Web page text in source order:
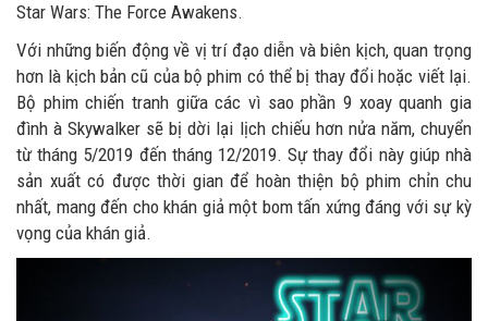
Star Wars: The Force Awakens.
Với những biến động về vị trí đạo diễn và biên kịch, quan trọng
hơn là kịch bản cũ của bộ phim có thể bị thay đổi hoặc viết lại.
Bộ phim chiến tranh giữa các vì sao phần 9 xoay quanh gia
đình à Skywalker sẽ bị dời lại lịch chiếu hơn nửa năm, chuyển
từ tháng 5/2019 đến tháng 12/2019. Sự thay đổi này giúp nhà
sản xuất có được thời gian để hoàn thiện bộ phim chỉn chu
nhất, mang đến cho khán giả một bom tấn xứng đáng với sự kỳ
vọng của khán giả.